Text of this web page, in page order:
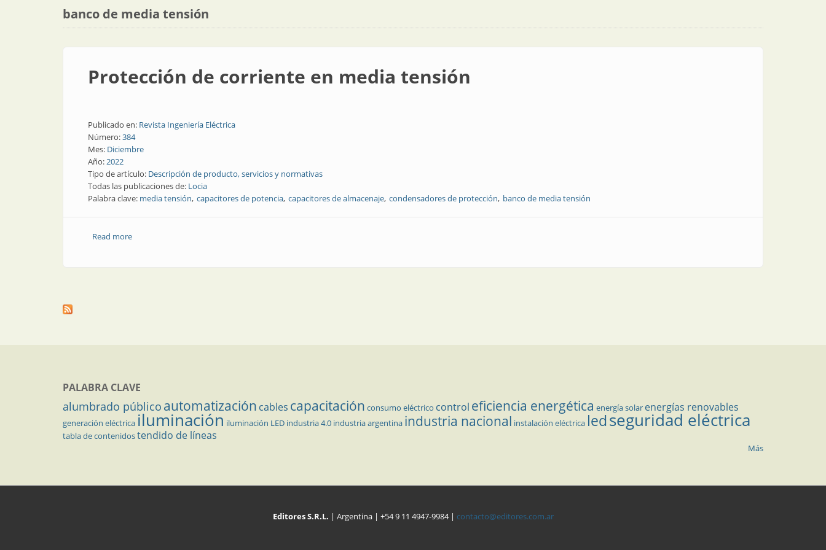
banco de media tensión
Protección de corriente en media tensión
Publicado en: Revista Ingeniería Eléctrica
Número:384
Mes: Diciembre
Año:2022
Tipo de artículo: Descripción de producto, servicios y normativas
Todas las publicaciones de: Locia
Palabra clave: media tensión capacitores de potencia capacitores de almacenaje condensadores de protección banco de media tensión
Read moreabout Protección de corriente en media tensión
PALABRA CLAVE
alumbrado público automatización cables capacitación consumo eléctrico control eficiencia energética energía solar energías renovables
generación eléctrica iluminación iluminación LED industria 4.0 industria argentina industria nacional instalación eléctrica ledseguridad eléctrica
tabla de contenidostendido de líneas
Más
Editores S.R.L. | Argentina | +54 9 11 4947-9984 | contacto@editores.com.ar